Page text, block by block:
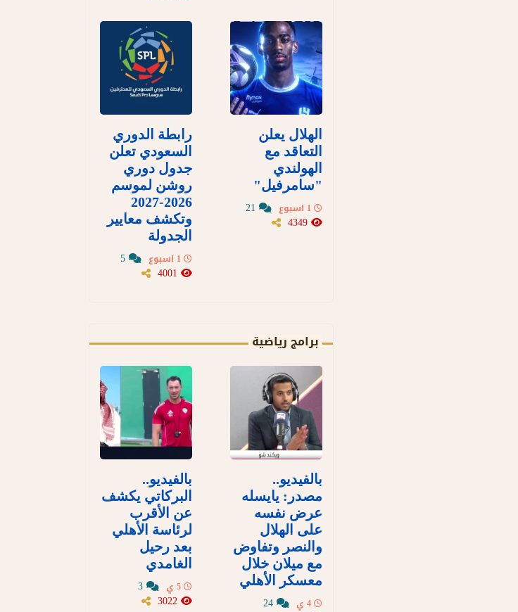
الهلال يعلن
التعاقد مع
الهولندي
"سامرفيل"
رابطة الدوري
السعودي تعلن
جدول دوري
روشن لموسم
2026-2027
وتكشف معايير
الجدولة
برامج رياضية
بالفيديو..
مصدر: يايسله
عرض نفسه
على الهلال
والنصر وتفاوض
مع ميلان خلال
معسكر الأهلي
بالفيديو..
البركاتي يكشف
عن الأقرب
لرئاسة الأهلي
بعد رحيل
الغامدي